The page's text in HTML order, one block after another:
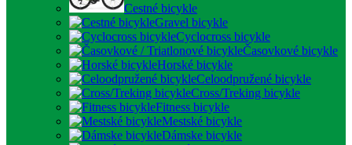
Cestné bicykle
Gravel bicykle
Cyclocross bicykle
Časovkové bicykle
Horské bicykle
Celoodpružené bicykle
Cross/Treking bicykle
Fitness bicykle
Mestské bicykle
Dámske bicykle